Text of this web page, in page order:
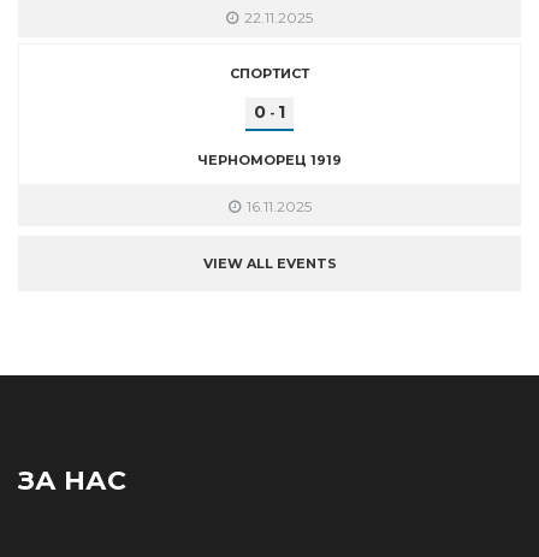
22.11.2025
СПОРТИСТ
0 - 1
ЧЕРНОМОРЕЦ 1919
16.11.2025
VIEW ALL EVENTS
ЗА НАС